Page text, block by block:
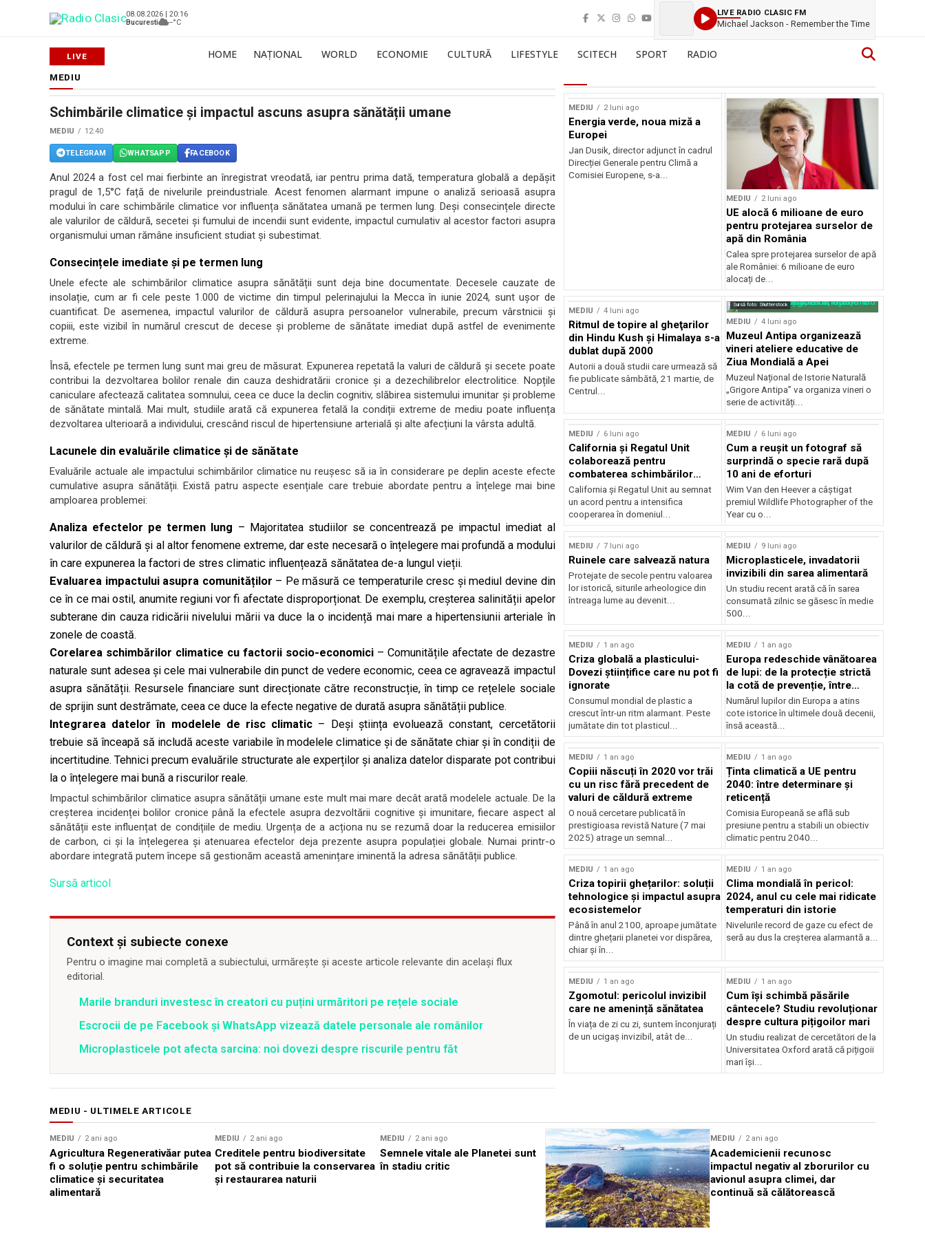
08.08.2026 | 20:16
Bucuresti
--°C
LIVE RADIO CLASIC FM
Michael Jackson - Remember the Time
HOME NAȚIONAL WORLD ECONOMIE CULTURĂ LIFESTYLE SCITECH SPORT RADIO
MEDIU
Schimbările climatice și impactul ascuns asupra sănătății umane
MEDIU 12:40
TELEGRAM WHATSAPP FACEBOOK
Anul 2024 a fost cel mai fierbinte an înregistrat vreodată, iar pentru prima dată, temperatura globală a depășit
pragul de 1,5°C față de nivelurile preindustriale. Acest fenomen alarmant impune o analiză serioasă asupra
modului în care schimbările climatice vor influența sănătatea umană pe termen lung. Deși consecințele directe
ale valurilor de căldură, secetei și fumului de incendii sunt evidente, impactul cumulativ al acestor factori asupra
organismului uman rămâne insuficient studiat și subestimat.
Consecințele imediate și pe termen lung
Unele efecte ale schimbărilor climatice asupra sănătății sunt deja bine documentate. Decesele cauzate de
insolație, cum ar fi cele peste 1.000 de victime din timpul pelerinajului la Mecca în iunie 2024, sunt ușor de
cuantificat. De asemenea, impactul valurilor de căldură asupra persoanelor vulnerabile, precum vârstnicii și
copiii, este vizibil în numărul crescut de decese și probleme de sănătate imediat după astfel de evenimente
extreme.
Însă, efectele pe termen lung sunt mai greu de măsurat. Expunerea repetată la valuri de căldură și secete poate
contribui la dezvoltarea bolilor renale din cauza deshidratării cronice și a dezechilibrelor electrolitice. Nopțile
caniculare afectează calitatea somnului, ceea ce duce la declin cognitiv, slăbirea sistemului imunitar și probleme
de sănătate mintală. Mai mult, studiile arată că expunerea fetală la condiții extreme de mediu poate influența
dezvoltarea ulterioară a individului, crescând riscul de hipertensiune arterială și alte afecțiuni la vârsta adultă.
Lacunele din evaluările climatice și de sănătate
Evaluările actuale ale impactului schimbărilor climatice nu reușesc să ia în considerare pe deplin aceste efecte
cumulative asupra sănătății. Există patru aspecte esențiale care trebuie abordate pentru a înțelege mai bine
amploarea problemei:
Analiza efectelor pe termen lung – Majoritatea studiilor se concentrează pe impactul imediat al
valurilor de căldură și al altor fenomene extreme, dar este necesară o înțelegere mai profundă a modului
în care expunerea la factori de stres climatic influențează sănătatea de-a lungul vieții.
Evaluarea impactului asupra comunităților – Pe măsură ce temperaturile cresc și mediul devine din
ce în ce mai ostil, anumite regiuni vor fi afectate disproporționat. De exemplu, creșterea salinității apelor
subterane din cauza ridicării nivelului mării va duce la o incidență mai mare a hipertensiunii arteriale în
zonele de coastă.
Corelarea schimbărilor climatice cu factorii socio-economici– Comunitățile afectate de dezastre
naturale sunt adesea și cele mai vulnerabile din punct de vedere economic, ceea ce agravează impactul
asupra sănătății. Resursele financiare sunt direcționate către reconstrucție, în timp ce rețelele sociale
de sprijin sunt destrămate, ceea ce duce la efecte negative de durată asupra sănătății publice.
Integrarea datelor în modelele de risc climatic – Deși știința evoluează constant, cercetătorii
trebuie să înceapă să includă aceste variabile în modelele climatice și de sănătate chiar și în condiții de
incertitudine. Tehnici precum evaluările structurate ale experților și analiza datelor disparate pot contribui
la o înțelegere mai bună a riscurilor reale.
Impactul schimbărilor climatice asupra sănătății umane este mult mai mare decât arată modelele actuale. De la
creșterea incidenței bolilor cronice până la efectele asupra dezvoltării cognitive și imunitare, fiecare aspect al
sănătății este influențat de condițiile de mediu. Urgența de a acționa nu se rezumă doar la reducerea emisiilor
de carbon, ci și la înțelegerea și atenuarea efectelor deja prezente asupra populației globale. Numai printr-o
abordare integrată putem începe să gestionăm această amenințare iminentă la adresa sănătății publice.
Sursă articol
Context și subiecte conexe
Pentru o imagine mai completă a subiectului, urmărește și aceste articole relevante din același flux
editorial.
Marile branduri investesc în creatori cu puțini urmăritori pe rețele sociale
Escrocii de pe Facebook și WhatsApp vizează datele personale ale românilor
Microplasticele pot afecta sarcina: noi dovezi despre riscurile pentru făt
MEDIU 2 luni ago
Energia verde, noua miză a
Europei
Jan Dusik, director adjunct în cadrul
Direcției Generale pentru Climă a
Comisiei Europene, s-a...
MEDIU 2 luni ago
UE alocă 6 milioane de euro
pentru protejarea surselor de
apă din România
Calea spre protejarea surselor de apă
ale României: 6 milioane de euro
alocați de...
MEDIU 4 luni ago
Ritmul de topire al gheţarilor
din Hindu Kush şi Himalaya s-a
dublat după 2000
Autorii a două studii care urmează să
fie publicate sâmbătă, 21 martie, de
Centrul...
Sursă foto: Shutterstock
MEDIU 4 luni ago
Muzeul Antipa organizează
vineri ateliere educative de
Ziua Mondială a Apei
Muzeul Național de Istorie Naturală
„Grigore Antipa” va organiza vineri o
serie de activități...
MEDIU 6 luni ago
California și Regatul Unit
colaborează pentru
combaterea schimbărilor
climatice
California și Regatul Unit au semnat
un acord pentru a intensifica
cooperarea în domeniul...
MEDIU 6 luni ago
Cum a reușit un fotograf să
surprindă o specie rară după
10 ani de eforturi
Wim Van den Heever a câștigat
premiul Wildlife Photographer of the
Year cu o...
MEDIU 7 luni ago
Ruinele care salvează natura
Protejate de secole pentru valoarea
lor istorică, siturile arheologice din
întreaga lume au devenit...
MEDIU 9 luni ago
Microplasticele, invadatorii
invizibili din sarea alimentară
Un studiu recent arată că în sarea
consumată zilnic se găsesc în medie
500...
MEDIU 1 an ago
Criza globală a plasticului-
Dovezi științifice care nu pot fi
ignorate
Consumul mondial de plastic a
crescut într-un ritm alarmant. Peste
jumătate din tot plasticul...
MEDIU 1 an ago
Europa redeschide vânătoarea
de lupi: de la protecție strictă
la cotă de prevenție, între
conservare și conflict
Numărul lupilor din Europa a atins
cote istorice în ultimele două decenii,
însă această...
MEDIU 1 an ago
Copiii născuți în 2020 vor trăi
cu un risc fără precedent de
valuri de căldură extreme
O nouă cercetare publicată în
prestigioasa revistă Nature (7 mai
2025) atrage un semnal...
MEDIU 1 an ago
Ținta climatică a UE pentru
2040: între determinare și
reticență
Comisia Europeană se află sub
presiune pentru a stabili un obiectiv
climatic pentru 2040...
MEDIU 1 an ago
Criza topirii ghețarilor: soluții
tehnologice și impactul asupra
ecosistemelor
Până în anul 2100, aproape jumătate
dintre ghețarii planetei vor dispărea,
chiar și în...
MEDIU 1 an ago
Clima mondială în pericol:
2024, anul cu cele mai ridicate
temperaturi din istorie
Nivelurile record de gaze cu efect de
seră au dus la creșterea alarmantă a...
MEDIU 1 an ago
Zgomotul: pericolul invizibil
care ne amenință sănătatea
În viața de zi cu zi, suntem înconjurați
de un ucigaș invizibil, atât de...
MEDIU 1 an ago
Cum își schimbă păsările
cântecele? Studiu revoluționar
despre cultura pițigoilor mari
Un studiu realizat de cercetători de la
Universitatea Oxford arată că pițigoii
mari își...
MEDIU - ULTIMELE ARTICOLE
MEDIU 2 ani ago
Agricultura Regenerativăar putea
fi o soluție pentru schimbările
climatice și securitatea
alimentară
MEDIU 2 ani ago
Creditele pentru biodiversitate
pot să contribuie la conservarea
și restaurarea naturii
MEDIU 2 ani ago
Semnele vitale ale Planetei sunt
în stadiu critic
MEDIU 2 ani ago
Academicienii recunosc
impactul negativ al zborurilor cu
avionul asupra climei, dar
continuă să călătorească